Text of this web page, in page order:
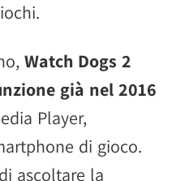
Watch Dogs 2
già nel 2016
Player,
di gioco.
ascoltare la